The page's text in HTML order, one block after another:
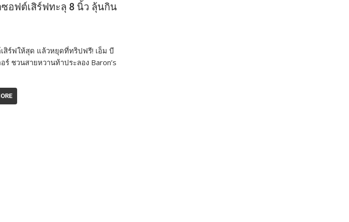
ซอฟต์เสิร์ฟทะลุ 8 นิ้ว ลุ้นกิน
สิร์ฟให้สุด แล้วหยุดที่ทริปฟรี! เอ็ม บี
อร์ ชวนสายหวานท้าประลอง Baron’s